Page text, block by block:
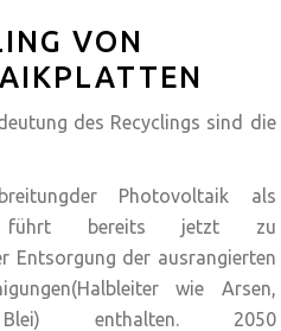
VON
des Recyclings sind die
Photovoltaik als
führt bereits jetzt zu
Entsorgung der ausrangierten
wie Arsen,
enthalten. 2050